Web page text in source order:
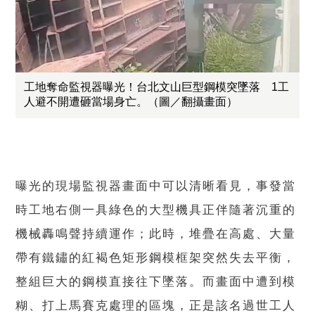
工地奪命監視器曝光！台北文山巨型鋼模突墜落 1工
人避不開遭砸當場身亡。（圖／翻攝畫面）
曝光的現場監視器畫面中可以清晰看見，事發當
時工地右側一具綠色的大型機具正伴隨著沉重的
機械轟鳴聲持續運作；此時，堆疊在高處、大量
帶有鐵鏽的紅褐色矩形鋼模框架突然失去平衡，
整組巨大的鋼模直接往下墜落。而畫面中遭到模
糊、打上馬賽克處理的區塊，正是該名過世工人